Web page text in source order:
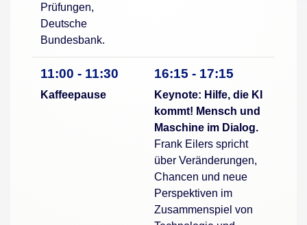
Prüfungen,
Deutsche
Bundesbank.
11:00 - 11:30
Kaffeepause
16:15 - 17:15
Keynote: Hilfe, die KI
kommt! Mensch und
Maschine im Dialog.
Frank Eilers spricht
über Veränderungen,
Chancen und neue
Perspektiven im
Zusammenspiel von